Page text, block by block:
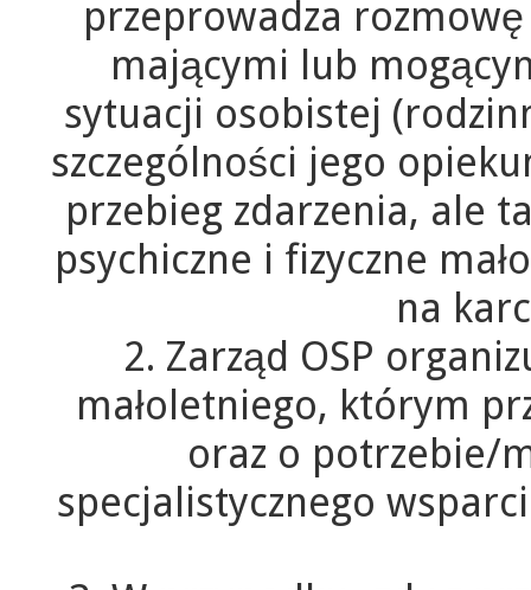
przeprowadza
mającymi lub
sytuacji osobistej
szczególności jego
przebieg zdarzenia, ale
psychiczne i fizyczne
na
2. Zarząd OSP
małoletniego, którym
oraz o potrzebie/
specjalistycznego